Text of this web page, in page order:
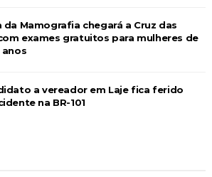
da Mamografia chegará a Cruz das
exames gratuitos para mulheres de
anos
a vereador em Laje fica ferido
na BR-101